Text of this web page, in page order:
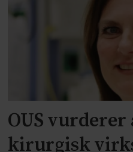
OUS
kirurgisk